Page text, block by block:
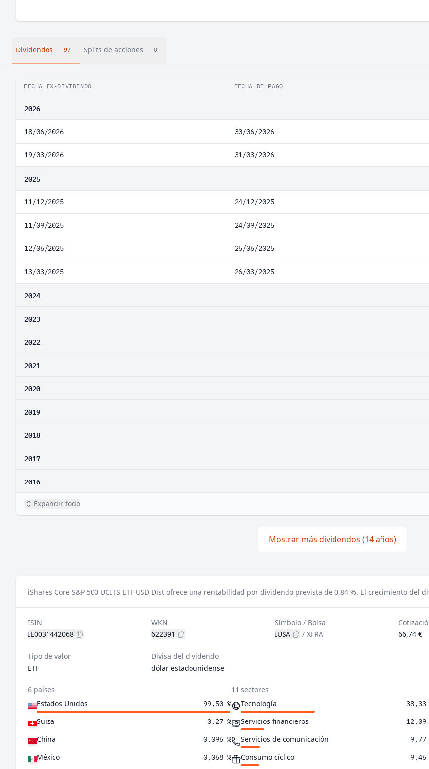
Dividendos 97 Splits de acciones 0
FECHA EX-DIVIDENDO FECHA DE PAGO
2026
18/06/2026 30/06/2026
19/03/2026 31/03/2026
2025
11/12/2025 24/12/2025
11/09/2025 24/09/2025
12/06/2025 25/06/2025
13/03/2025 26/03/2025
2024
2023
2022
2021
2020
2019
2018
2017
2016
Expandir todo
Mostrar más dividendos (14 años)
iShares Core S&P 500 UCITS ETF USD Dist ofrece una rentabilidad por dividendo prevista de 0,84 %. El crecimiento del
ISIN
IE0031442068
WKN
622391
Símbolo / Bolsa
IUSA
/XFRA
66,74 €
Tipo de valor
ETF
Divisa del dividendo
dólar estadounidense
6 países
Estados Unidos
99,50 %
Suiza 0,27 %
China 0,096 %
México 0,068 %
11 sectores
Tecnología
38,33
Servicios financieros 12,09
Servicios de comunicación 9,77
Consumo cíclico 9,46